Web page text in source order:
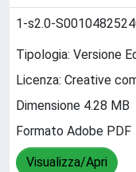
1-s2.0-
Tipologia: Versione
Licenza: Creative
Dimensione 4.28 MB
Formato Adobe PDF
Visualizza/Apri